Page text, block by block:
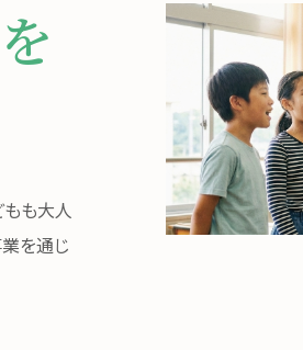
もも大人
を通じ